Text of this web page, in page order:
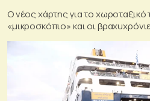
Ο νέος χάρτης για το
«μικροσκόπιο» και οι